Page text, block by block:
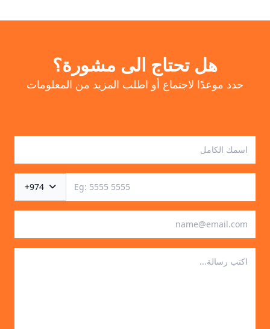
هل تحتاج الى مشورة؟
حدد موعدًا لاجتماع أو اطلب المزيد من المعلومات
+974